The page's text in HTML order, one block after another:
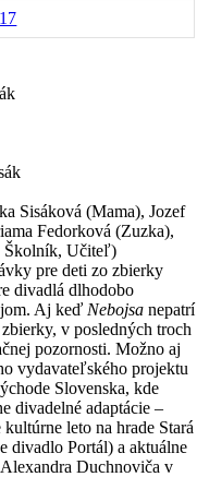
Sisáková (Mama), Jozef
Fedorková (Zuzka),
Školník, Učiteľ)
pre deti zo zbierky
divadlá dlhodobo
Aj keď Nebojsanepatrí
v posledných troch
pozornosti. Možno aj
vydavateľského projektu
Slovenska, kde
divadelné adaptácie –
leto na hrade Stará
divadlo Portál) a aktuálne
Duchnoviča v